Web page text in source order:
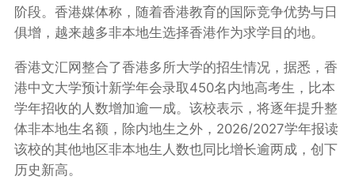
阶段。香港媒体称，随着香港教育的国际竞争优势与日
俱增，越来越多非本地生选择香港作为求学目的地。
香港文汇网整合了香港多所大学的招生情况，据悉，香
港中文大学预计新学年会录取450名内地高考生，比本
学年招收的人数增加逾一成。该校表示，将逐年提升整
体非本地生名额，除内地生之外，2026/2027学年报读
该校的其他地区非本地生人数也同比增长逾两成，创下
历史新高。